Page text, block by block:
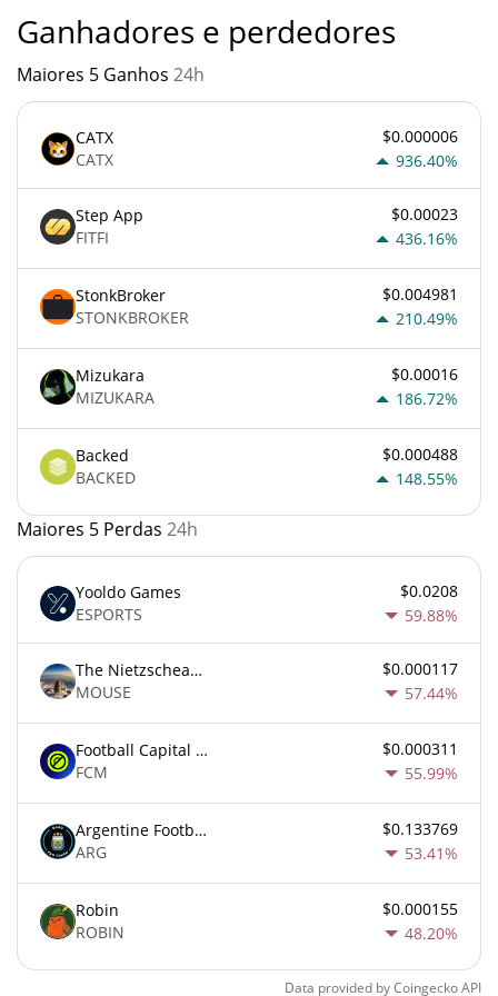
Ganhadores e perdedores
Maiores 5 Ganhos 24h
CATX
CATX
$0.000006
936.40%
Step App
FITFI
$0.00023
436.16%
StonkBroker
STONKBROKER
$0.004981
210.49%
Mizukara
MIZUKARA
$0.00016
186.72%
Backed
BACKED
$0.000488
148.55%
Maiores 5 Perdas 24h
Yooldo Games
ESPORTS
$0.0208
59.88%
The Nietzschean Mouse
MOUSE
$0.000117
57.44%
Football Capital Markets
FCM
$0.000311
55.99%
Argentine Football Association Fan Token
ARG
$0.133769
53.41%
Robin
ROBIN
$0.000155
48.20%
Data provided byCoingeckoAPI